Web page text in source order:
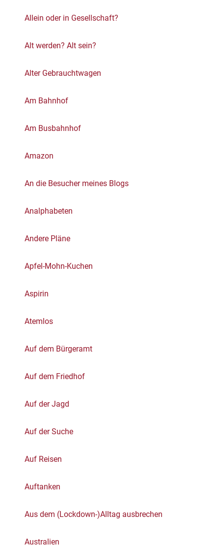
Allein oder in Gesellschaft?
Alt werden? Alt sein?
Alter Gebrauchtwagen
Am Bahnhof
Am Busbahnhof
Amazon
An die Besucher meines Blogs
Analphabeten
Andere Pläne
Apfel-Mohn-Kuchen
Aspirin
Atemlos
Auf dem Bürgeramt
Auf dem Friedhof
Auf der Jagd
Auf der Suche
Auf Reisen
Auftanken
Aus dem (Lockdown-)Alltag ausbrechen
Australien